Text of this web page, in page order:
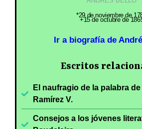
*29 de noviembre de
+15 de octubre de
Ir a biografía de
Escritos
El naufragio de la palabra
Ramírez V.
Consejos a los jóvenes